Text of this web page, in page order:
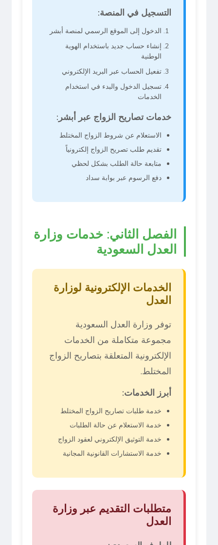
التسجيل في المنصة:
الدخول إلى الموقع الرسمي لمنصة أبشر
إنشاء حساب جديد باستخدام الهوية
الوطنية
تفعيل الحساب عبر البريد الإلكتروني
تسجيل الدخول والبدء في استخدام
الخدمات
خدمات تصاريح الزواج عبر أبشر:
الاستعلام عن شروط الزواج المختلط
تقديم طلب تصريح الزواج إلكترونياً
متابعة حالة الطلب بشكل لحظي
دفع الرسوم عبر بوابة سداد
الفصل الثاني: خدمات وزارة
العدل السعودية
الخدمات الإلكترونية لوزارة
العدل
توفر وزارة العدل السعودية
مجموعة متكاملة من الخدمات
الإلكترونية المتعلقة بتصاريح الزواج
المختلط.
أبرز الخدمات:
خدمة طلبات تصاريح الزواج المختلط
خدمة الاستعلام عن حالة الطلبات
خدمة التوثيق الإلكتروني لعقود الزواج
خدمة الاستشارات القانونية المجانية
متطلبات التقديم عبر وزارة
العدل